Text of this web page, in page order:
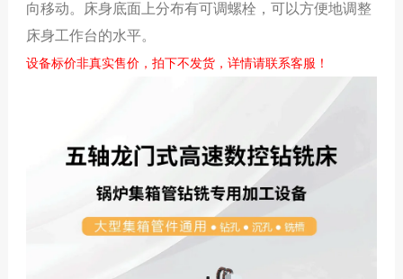
向移动。床身底面上分布有可调螺栓，可以方便地调整
床身工作台的水平。
设备标价非真实售价，拍下不发货，详情请联系客服！